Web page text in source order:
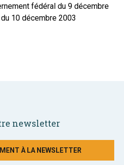
fédéral du 9 décembre
10 décembre 2003
newsletter
À LA NEWSLETTER